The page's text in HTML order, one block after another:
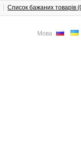
Мова
Список бажаних товарів